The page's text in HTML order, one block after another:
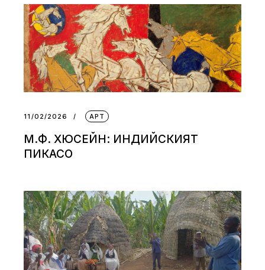
11/02/2026 АРТ
М.Ф. ХЮСЕЙН: ИНДИЙСКИЯТ
ПИКАСО